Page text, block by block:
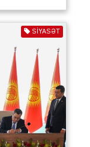
SIYASƏT